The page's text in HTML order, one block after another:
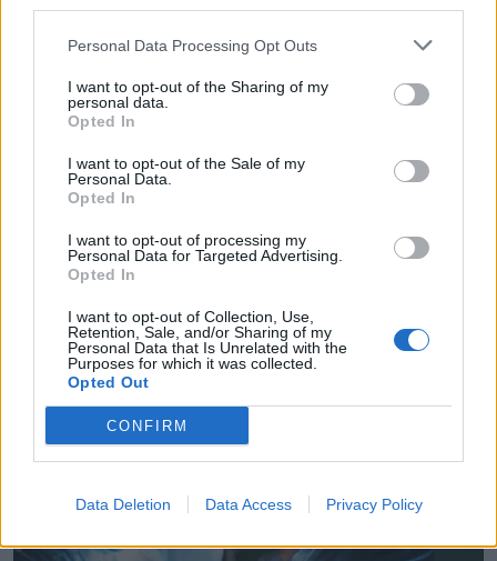
Personal Data Processing Opt Outs
I want to opt-out of the Sharing of my
personal data.
Opted In
I want to opt-out of the Sale of my
Personal Data.
Opted In
I want to opt-out of processing my
Personal Data for Targeted Advertising.
Opted In
I want to opt-out of Collection, Use,
Retention, Sale, and/or Sharing of my
Personal Data that Is Unrelated with the
Purposes for which it was collected.
Opted Out
CONFIRM
Data Deletion Data Access Privacy Policy
ĢIMENES VESELĪBA
Izkrīt mati, viss kaitina un nekam nav spēka. Par kādu
vitamīnu trūkumu liecina šāds stāvoklis?